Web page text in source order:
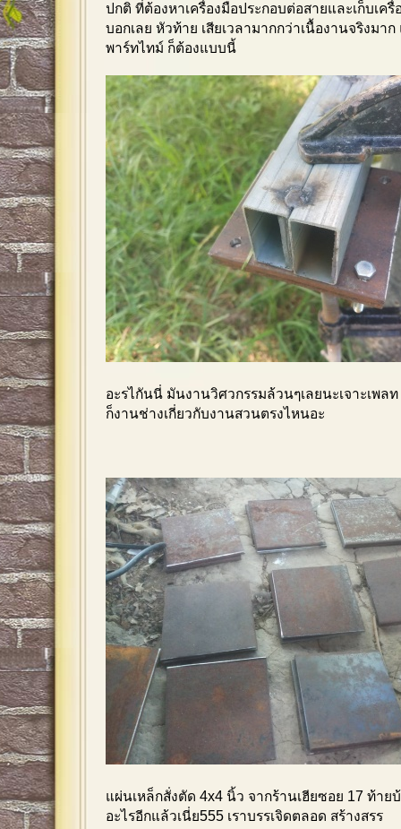
ปกติ ที่ต้องหาเครื่องมือประกอบต่อสายและเก็บเค
บอกเลย หัวท้าย เสียเวลามากกว่าเนื้องานจริงมา
พาร์ทไทม์ ก็ต้องแบบนี้
อะรไกันนี่ มันงานวิศวกรรมล้วนๆเลยนะเจาะเพล
ก็งานช่างเกี่ยวกับงานสวนตรงไหนอะ
แผ่นเหล็กสั่งตัด 4x4 นิ้ว จากร้านเฮียซอย 17 ท้า
อะไรอีกแล้วเนี่ย555 เราบรรเจิดตลอด สร้างสรร